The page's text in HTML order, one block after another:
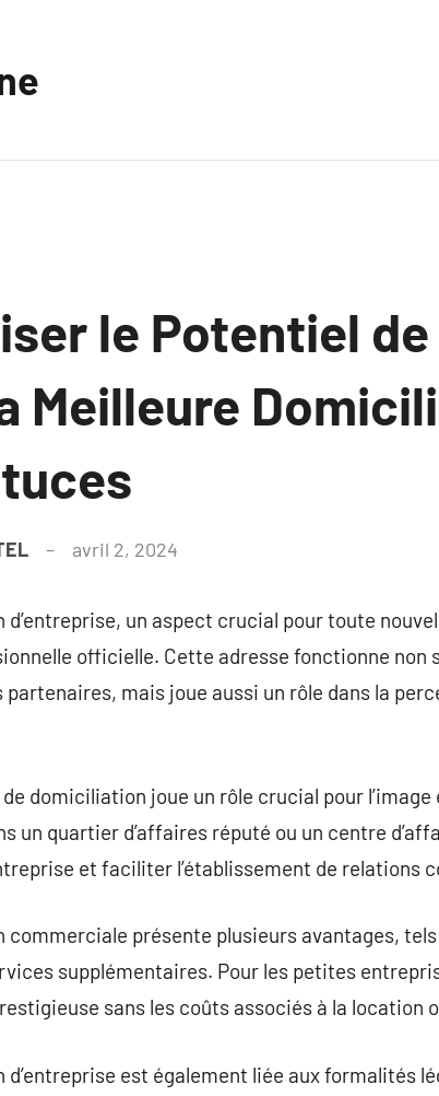
le Potentiel
Meilleure
avril 2, 2024
un aspect crucial pour toute
officielle. Cette adresse fonctionne
partenaires, mais joue aussi un rôle dans la
domiciliation joue un rôle crucial pour
un quartier d’affaires réputé ou un centre
et faciliter l’établissement de relations
présente plusieurs avantages,
supplémentaires. Pour les petites
sans les coûts associés à la location
est également liée aux formalités